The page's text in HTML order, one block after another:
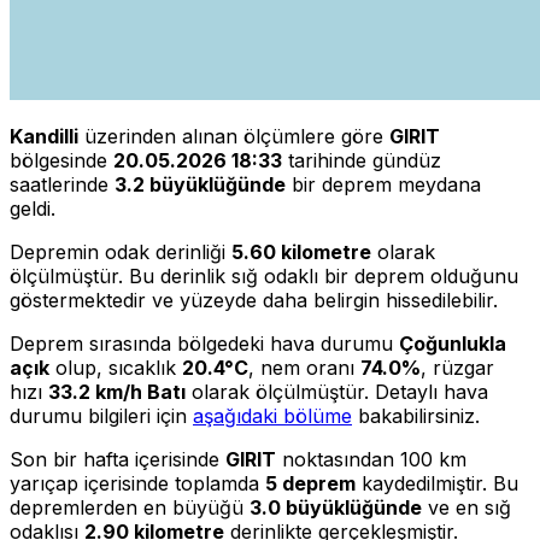
Kandilli üzerinden alınan ölçümlere göre GIRIT
bölgesinde 20.05.2026 18:33 tarihinde gündüz
saatlerinde 3.2 büyüklüğünde bir deprem meydana
geldi.
Depremin odak derinliği 5.60 kilometre olarak
ölçülmüştür. Bu derinlik sığ odaklı bir deprem olduğunu
göstermektedir ve yüzeyde daha belirgin hissedilebilir.
Deprem sırasında bölgedeki hava durumu Çoğunlukla
açık olup, sıcaklık 20.4°C, nem oranı 74.0%, rüzgar
hızı 33.2 km/h Batı olarak ölçülmüştür. Detaylı hava
durumu bilgileri için aşağıdaki bölüme bakabilirsiniz.
Son bir hafta içerisinde GIRIT noktasından 100 km
yarıçap içerisinde toplamda 5 deprem kaydedilmiştir. Bu
depremlerden en büyüğü 3.0 büyüklüğünde ve en sığ
odaklısı 2.90 kilometre derinlikte gerçekleşmiştir.